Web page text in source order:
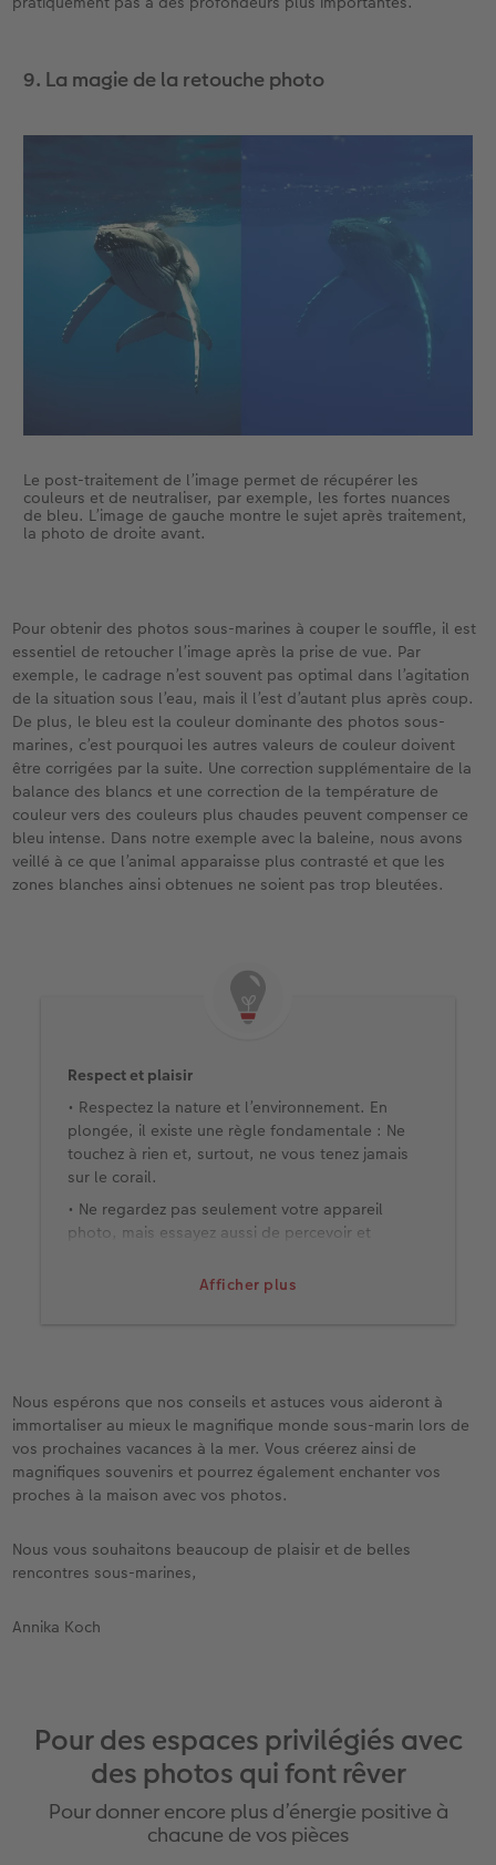
9. La magie de la retouche photo
Le post-traitement de l’image permet de récupérer les
couleurs et de neutraliser, par exemple, les fortes nuances
de bleu. L’image de gauche montre le sujet après traitement,
la photo de droite avant.
Pour obtenir des photos sous-marines à couper le souffle, il est
essentiel de retoucher l’image après la prise de vue. Par
exemple, le cadrage n’est souvent pas optimal dans l’agitation
de la situation sous l’eau, mais il l’est d’autant plus après coup.
De plus, le bleu est la couleur dominante des photos sous-
marines, c’est pourquoi les autres valeurs de couleur doivent
être corrigées par la suite. Une correction supplémentaire de la
balance des blancs et une correction de la température de
couleur vers des couleurs plus chaudes peuvent compenser ce
bleu intense. Dans notre exemple avec la baleine, nous avons
veillé à ce que l’animal apparaisse plus contrasté et que les
zones blanches ainsi obtenues ne soient pas trop bleutées.
Afficher plus
Respect et plaisir
• Respectez la nature et l’environnement. En
plongée, il existe une règle fondamentale : Ne
touchez à rien et, surtout, ne vous tenez jamais
sur le corail.
• Ne regardez pas seulement votre appareil
photo, mais essayez aussi de percevoir et
Nous espérons que nos conseils et astuces vous aideront à
immortaliser au mieux le magnifique monde sous-marin lors de
vos prochaines vacances à la mer. Vous créerez ainsi de
magnifiques souvenirs et pourrez également enchanter vos
proches à la maison avec vos photos.
Nous vous souhaitons beaucoup de plaisir et de belles
rencontres sous-marines,
Annika Koch
Pour des espaces privilégiés avec
des photos qui font rêver
Pour donner encore plus d’énergie positive à
chacune de vos pièces